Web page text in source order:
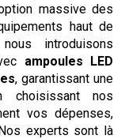
massive des
haut de
introduisons
ampoules LED
, garantissant une
choisissant nos
vos dépenses,
experts sont là